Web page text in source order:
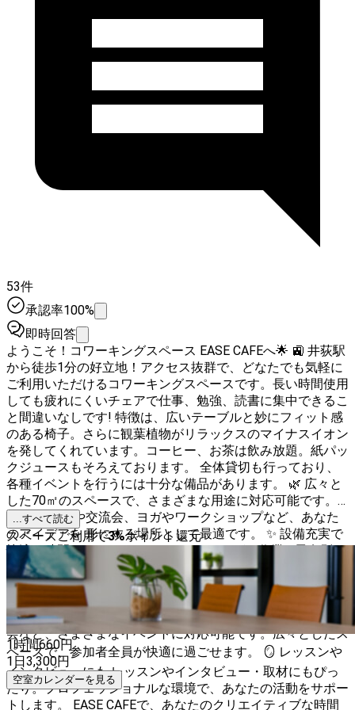
53件
承認率100%
即時回答
ようこそ！コワーキングスペース EASE CAFEへ🌟 🚉 井荻駅
から徒歩1分の好立地！アクセス抜群で、どなたでも気軽に
ご利用いただけるコワーキングスペースです。長い時間使用
しても疲れにくいチェアで仕事、勉強、読書に集中できるこ
と間違いなしです! 特徴は、広いテーブルと妙にフィット感
のある椅子。さらに観葉植物がリラックスのマイナスイオン
を発してくれています。コーヒー、お茶は飲み放題。紙パッ
クジュースもそろえております。 全体貸切も行っており、
各種イベントを行うには十分な備品があります。 🌿 広々と
した70㎡のスペースで、さまざまな用途に対応可能です。
テ レワークや交流会、ヨガやワークショップなど、あなた
のアイデアを 形にする場所として最適です。 ✨ 設備充実で
快適な時間を - ソファでリラックスしながら作業 - 男女別の
トイレ完備で安心 - 除菌スプレーで清潔な環境をキープ - エ
アコン完備で一年中快適 - フローリングの床でヨガやワーク
ショップにもぴったり - 自立モニターでプレゼンもスムーズ
🎉 イベントやミートアップにも最適 歓迎会や送別会、懇親
会など、さまざまなイベントに対応可能です。広々としたス
ペースで、参加者全員が快適に過ごせます。 🪞 レッスンや
インタビューにも レッスンやインタビュー・取材にもぴっ
たり。プロフェッショナルな環境で、あなたの活動をサポー
トします。 EASE CAFEで、あなたのクリエイティブな時間
...すべて読む
スペースご利用で3%ポイント還元
1時間660円
1日3,300円
空室カレンダーを見る